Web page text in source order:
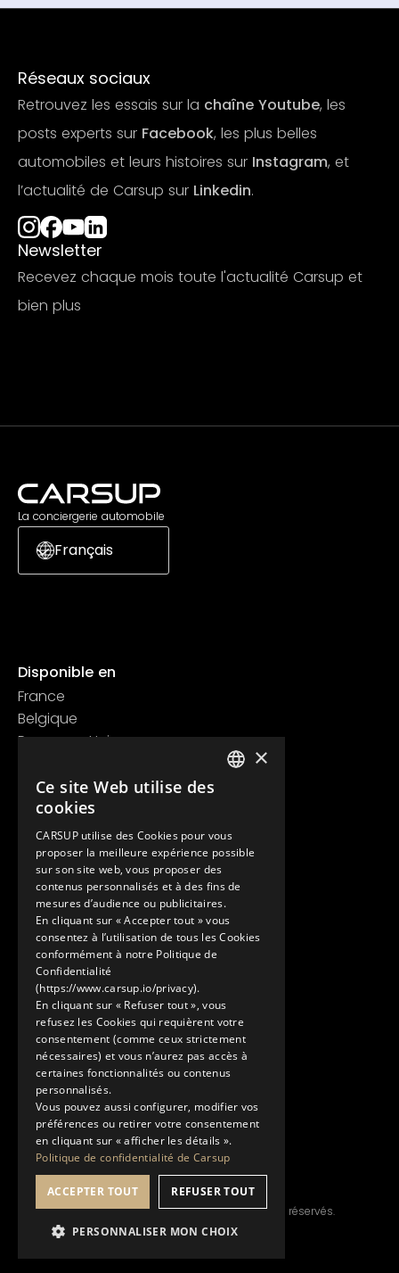
Réseaux sociaux
Retrouvez les essais sur la chaîne Youtube, les
posts experts sur Facebook, les plus belles
automobiles et leurs histoires sur Instagram, et
l’actualité de Carsup sur Linkedin.
Newsletter
Recevez chaque mois toute l'actualité Carsup et
bien plus
La conciergerie automobile
Français
Disponible en
France
Belgique
Royaume Uni
Contact
+33 1 89 47 00 43
contact@carsup.io
Page contact
Découvrir
Nos Conciergeries
Nos services
Le Showroom
L'univers Carsup
Le carnet de route
En savoir plus
Mentions légales
Politique de confidentialité
Conditions générales d'utilisation
© Copyright 2026 Carsup.io. Tous droits réservés.
×
Ce site Web utilise des
cookies
CARSUP utilise des Cookies pour vous
proposer la meilleure expérience possible
sur son site web, vous proposer des
contenus personnalisés et à des fins de
mesures d’audience ou publicitaires.
En cliquant sur « Accepter tout » vous
consentez à l’utilisation de tous les Cookies
conformément à notre Politique de
Confidentialité
(https://www.carsup.io/privacy).
En cliquant sur « Refuser tout », vous
refusez les Cookies qui requièrent votre
consentement (comme ceux strictement
nécessaires) et vous n’aurez pas accès à
certaines fonctionnalités ou contenus
personnalisés.
Vous pouvez aussi configurer, modifier vos
préférences ou retirer votre consentement
en cliquant sur « afficher les détails ».
Politique de confidentialité de Carsup
ACCEPTER TOUT REFUSER TOUT
PERSONNALISER MON CHOIX